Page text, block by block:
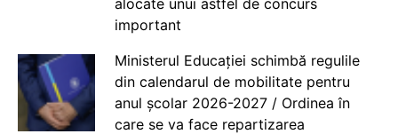
important
Ministerul Educației schimbă regulile
din calendarul de mobilitate pentru
anul școlar 2026-2027 / Ordinea în
care se va face repartizarea